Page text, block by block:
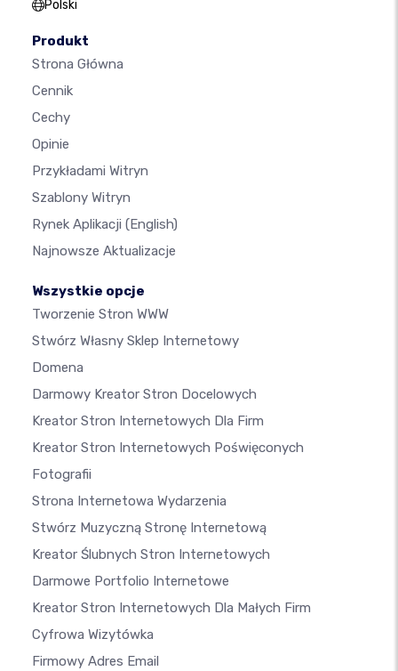
Polski
Produkt
Strona Główna
Cennik
Cechy
Opinie
Przykładami Witryn
Szablony Witryn
Rynek Aplikacji (English)
Najnowsze Aktualizacje
Wszystkie opcje
Tworzenie Stron WWW
Stwórz Własny Sklep Internetowy
Domena
Darmowy Kreator Stron Docelowych
Kreator Stron Internetowych Dla Firm
Kreator Stron Internetowych Poświęconych
Fotografii
Strona Internetowa Wydarzenia
Stwórz Muzyczną Stronę Internetową
Kreator Ślubnych Stron Internetowych
Darmowe Portfolio Internetowe
Kreator Stron Internetowych Dla Małych Firm
Cyfrowa Wizytówka
Firmowy Adres Email